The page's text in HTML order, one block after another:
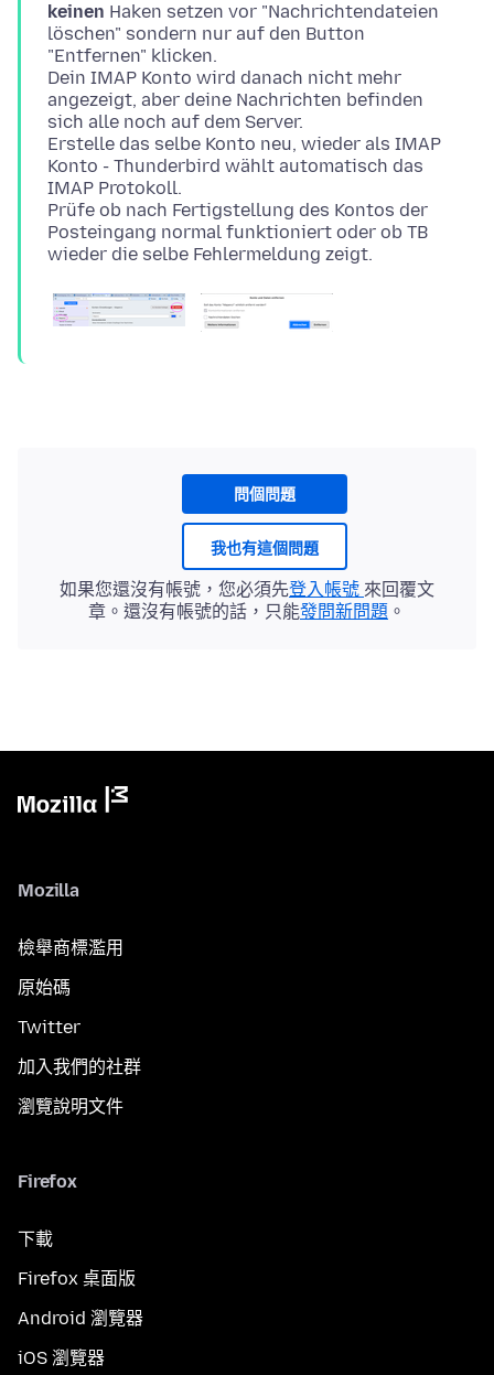
keinen Haken setzen vor "Nachrichtendateien
löschen" sondern nur auf den Button
"Entfernen" klicken.
Dein IMAP Konto wird danach nicht mehr
angezeigt, aber deine Nachrichten befinden
sich alle noch auf dem Server.
Erstelle das selbe Konto neu, wieder als IMAP
Konto - Thunderbird wählt automatisch das
IMAP Protokoll.
Prüfe ob nach Fertigstellung des Kontos der
Posteingang normal funktioniert oder ob TB
問個問題
我也有這個問題
如果您還沒有帳號，您必須先登入帳號 來回覆文
章。還沒有帳號的話，只能發問新問題 。
Mozilla
檢舉商標濫用
原始碼
Twitter
加入我們的社群
瀏覽說明文件
Firefox
下載
Firefox 桌面版
Android 瀏覽器
iOS 瀏覽器